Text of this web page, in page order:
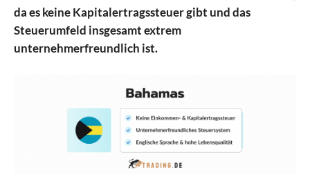
da es keine Kapitalertragssteuer gibt und das
Steuerumfeld insgesamt extrem
unternehmerfreundlich ist.